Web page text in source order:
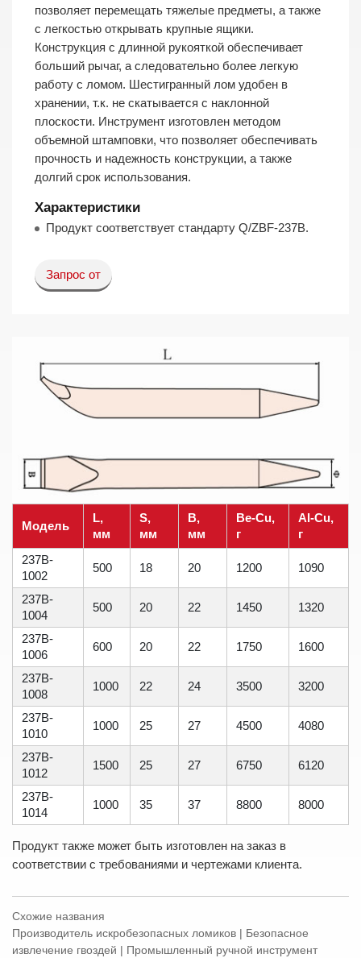
позволяет перемещать тяжелые предметы, а также
с легкостью открывать крупные ящики.
Конструкция с длинной рукояткой обеспечивает
больший рычаг, а следовательно более легкую
работу с ломом. Шестигранный лом удобен в
хранении, т.к. не скатывается с наклонной
плоскости. Инструмент изготовлен методом
объемной штамповки, что позволяет обеспечивать
прочность и надежность конструкции, а также
долгий срок использования.
Характеристики
Продукт соответствует стандарту Q/ZBF-237B.
Запрос от
Модель
L,
мм
S,
мм
B,
мм
Be-Cu,
г
Al-Cu,
г
237B-
1002
500 18 20 1200 1090
237B-
1004
500 20 22 1450 1320
237B-
1006
600 20 22 1750 1600
237B-
1008
1000 22 24 3500 3200
237B-
1010
1000 25 27 4500 4080
237B-
1012
1500 25 27 6750 6120
237B-
1014
1000 35 37 8800 8000
Продукт также может быть изготовлен на заказ в
соответствии с требованиями и чертежами клиента.
Схожие названия
Производитель искробезопасных ломиков | Безопасное
извлечение гвоздей | Промышленный ручной инструмент